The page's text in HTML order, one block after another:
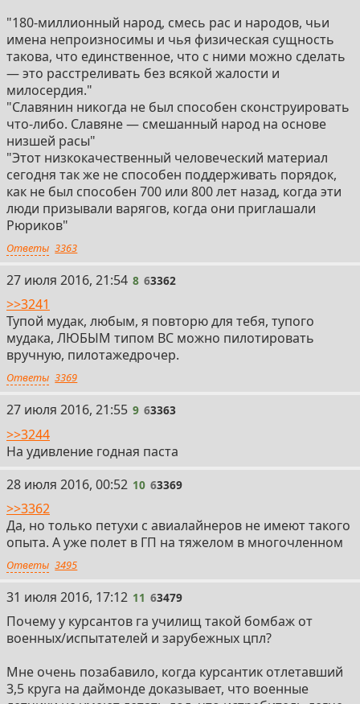
"180-миллионный народ, смесь рас и народов, чьи
имена непроизносимы и чья физическая сущность
такова, что единственное, что с ними можно сделать
— это расстреливать без всякой жалости и
милосердия."
"Славянин никогда не был способен сконструировать
что-либо. Славяне — смешанный народ на основе
низшей расы"
"Этот низкокачественный человеческий материал
сегодня так же не способен поддерживать порядок,
как не был способен 700 или 800 лет назад, когда эти
люди призывали варягов, когда они приглашали
Рюриков"
Ответы 3363
8
27 июля 2016, 21:54 8 63362
>>3241
Тупой мудак, любым, я повторю для тебя, тупого
мудака, ЛЮБЫМ типом ВС можно пилотировать
вручную, пилотажедрочер.
Ответы 3369
9
27 июля 2016, 21:55 9 63363
>>3244
На удивление годная паста
10
28 июля 2016, 00:52 10 63369
>>3362
Да, но только петухи с авиалайнеров не имеют такого
опыта. А уже полет в ГП на тяжелом в многочленном
Ответы 3495
11
31 июля 2016, 17:12 11 63479
Почему у курсантов га училищ такой бомбаж от
военных/испытателей и зарубежных цпл?
Мне очень позабавило, когда курсантик отлетавший
3,5 круга на даймонде доказывает, что военные